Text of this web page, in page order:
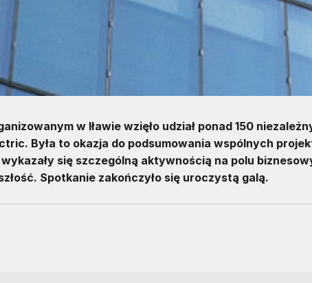
w Iławie wzięło udział ponad 150
Była to okazja do podsumowania wspólnych
się szczególną aktywnością na polu
Spotkanie zakończyło się uroczystą galą.